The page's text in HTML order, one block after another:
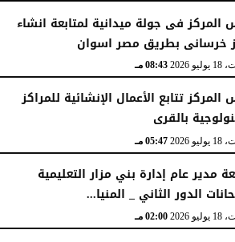
المركز فى جولة ميدانية لمتابعة انشاء
خرسانى بطريق مصر اسوان
2026 08:43 مـ
المركز تتابع الأعمال الإنشائية للمراكز
بالقرى
2026 05:47 مـ
مدير عام إدارة بني مزار التعليمية
الدور الثاني _ المنيا...
2026 02:00 مـ